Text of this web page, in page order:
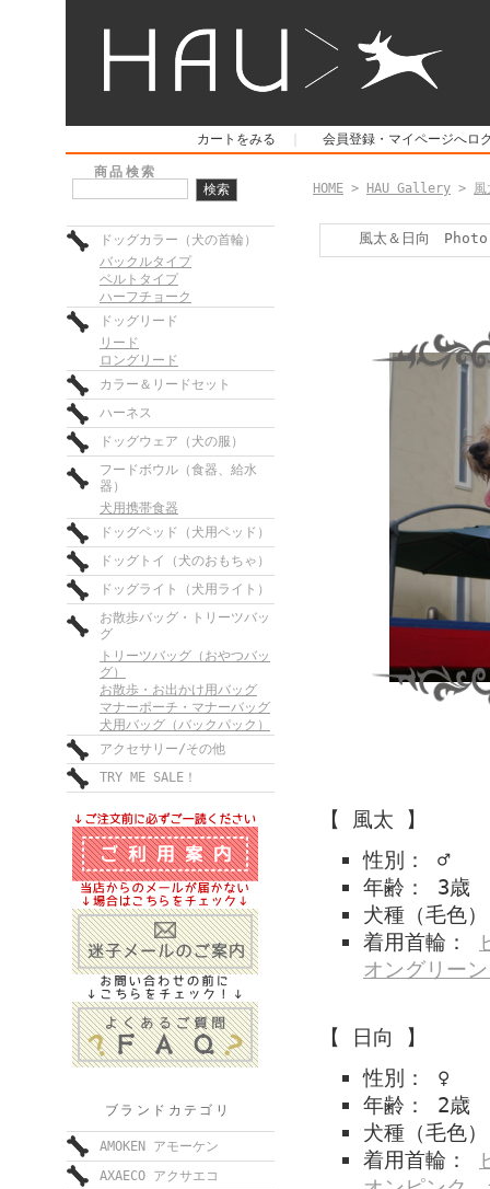
カートをみる 会員登録・マイページへロ
商品検索
ドッグカラー（犬の首輪）
バックルタイプ
ベルトタイプ
ハーフチョーク
ドッグリード
リード
ロングリード
カラー＆リードセット
ハーネス
ドッグウェア（犬の服）
フードボウル（食器、給水
器）
犬用携帯食器
ドッグベッド（犬用ベッド）
ドッグトイ（犬のおもちゃ）
ドッグライト（犬用ライト）
お散歩バッグ・トリーツバッ
グ
トリーツバッグ（おやつバッ
グ）
お散歩・お出かけ用バッグ
マナーポーチ・マナーバッグ
犬用バッグ（バックパック）
アクセサリー/その他
TRY ME SALE！
ブランドカテゴリ
AMOKEN アモーケン
AXAECO アクサエコ
HOME > HAU Gallery >
風太＆日向
【 風太 】
性別： ♂
年齢： 3歳
犬種（毛色
着用首輪：
オングリー
【 日向 】
性別： ♀
年齢： 2歳
犬種（毛色
着用首輪：